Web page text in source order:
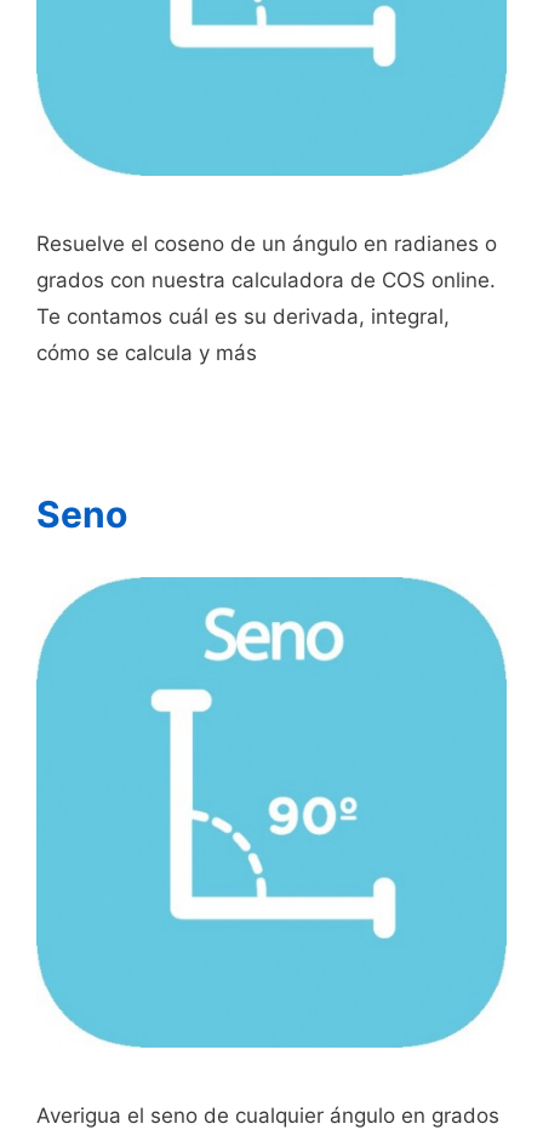
Resuelve el coseno de un ángulo en radianes o
grados con nuestra calculadora de COS online.
Te contamos cuál es su derivada, integral,
cómo se calcula y más
Seno
Averigua el seno de cualquier ángulo en grados